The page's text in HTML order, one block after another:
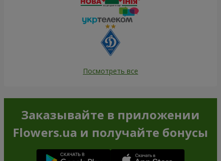
Посмотреть все
Заказывайте в приложении
Flowers.ua и получайте бонусы